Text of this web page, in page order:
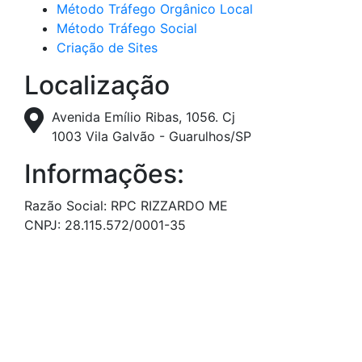
Método Tráfego Orgânico Local
Método Tráfego Social
Criação de Sites
Localização
Avenida Emílio Ribas, 1056. Cj
1003 Vila Galvão - Guarulhos/SP
Informações:
Razão Social: RPC RIZZARDO ME
CNPJ: 28.115.572/0001-35